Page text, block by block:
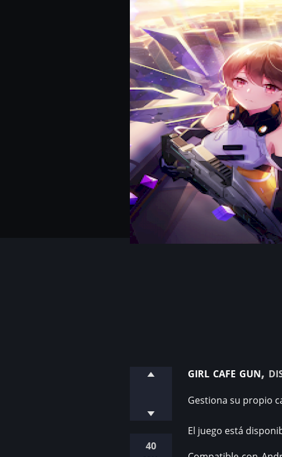
40
girl cafe gun,
Gestiona su propio
El juego está